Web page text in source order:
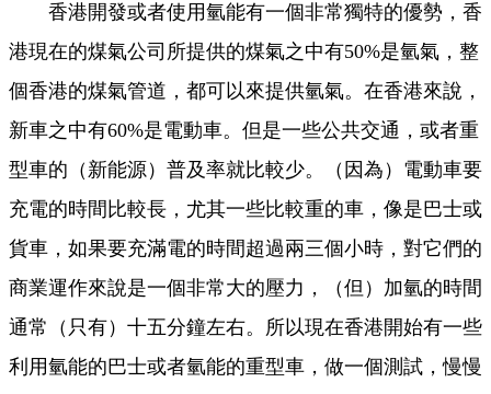
香港開發或者使用氫能有一個非常獨特的優勢，香
港現在的煤氣公司所提供的煤氣之中有50%是氫氣，整
個香港的煤氣管道，都可以來提供氫氣。在香港來說，
新車之中有60%是電動車。但是一些公共交通，或者重
型車的（新能源）普及率就比較少。（因為）電動車要
充電的時間比較長，尤其一些比較重的車，像是巴士或
貨車，如果要充滿電的時間超過兩三個小時，對它們的
商業運作來說是一個非常大的壓力，（但）加氫的時間
通常（只有）十五分鐘左右。所以現在香港開始有一些
利用氫能的巴士或者氫能的重型車，做一個測試，慢慢